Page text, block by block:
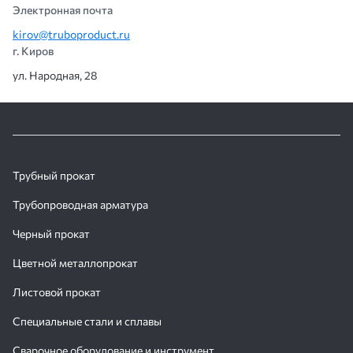
Электронная почта
kirov@truboproduct.ru
г. Киров
ул. Народная, 28
Трубный прокат
Трубопроводная арматура
Черный прокат
Цветной металлопрокат
Листовой прокат
Специальные стали и сплавы
Сварочное оборудование и инструмент